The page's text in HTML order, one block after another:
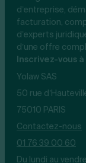
d’entreprise,
facturation,
d’experts
d’une offre
Inscrivez-vous
Yolaw SAS
50 rue
75010 PARIS
Contactez-nous
01 76 39 00 60
Du lundi au